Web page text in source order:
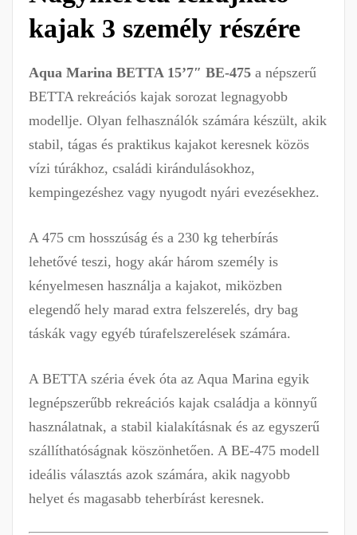
kajak 3 személy részére
Aqua Marina BETTA 15’7″ BE-475 a népszerű
BETTA rekreációs kajak sorozat legnagyobb
modellje. Olyan felhasználók számára készült, akik
stabil, tágas és praktikus kajakot keresnek közös
vízi túrákhoz, családi kirándulásokhoz,
kempingezéshez vagy nyugodt nyári evezésekhez.
A 475 cm hosszúság és a 230 kg teherbírás
lehetővé teszi, hogy akár három személy is
kényelmesen használja a kajakot, miközben
elegendő hely marad extra felszerelés, dry bag
táskák vagy egyéb túrafelszerelések számára.
A BETTA széria évek óta az Aqua Marina egyik
legnépszerűbb rekreációs kajak családja a könnyű
használatnak, a stabil kialakításnak és az egyszerű
szállíthatóságnak köszönhetően. A BE-475 modell
ideális választás azok számára, akik nagyobb
helyet és magasabb teherbírást keresnek.